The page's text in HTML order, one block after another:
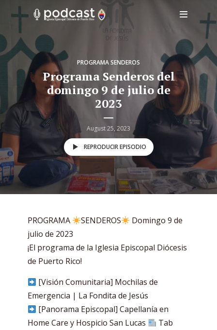
PROGRAMA SENDEROS
Programa Senderos del
domingo 9 de julio de
2023
August 25, 2023
REPRODUCIR EPISODIO
PROGRAMA SENDEROS
Domingo 9 de
julio de 2023
¡El programa de la Iglesia Episcopal Diócesis
de Puerto Rico!
[Visión Comunitaria] Mochilas de
Emergencia | La Fondita de Jesús
[Panorama Episcopal] Capellanía en
Home Care y Hospicio San Lucas
Tab